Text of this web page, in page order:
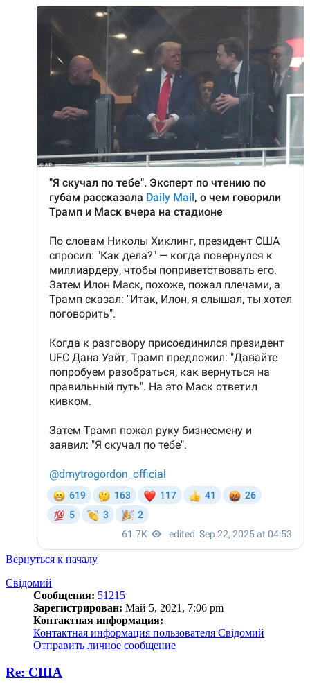
Вернуться к началу
Свідомий
Сообщения: 51215
Зарегистрирован: Май 5, 2021, 7:06 pm
Контактная информация:
Контактная информация пользователя Свідомий
Отправить личное сообщение
Re: США